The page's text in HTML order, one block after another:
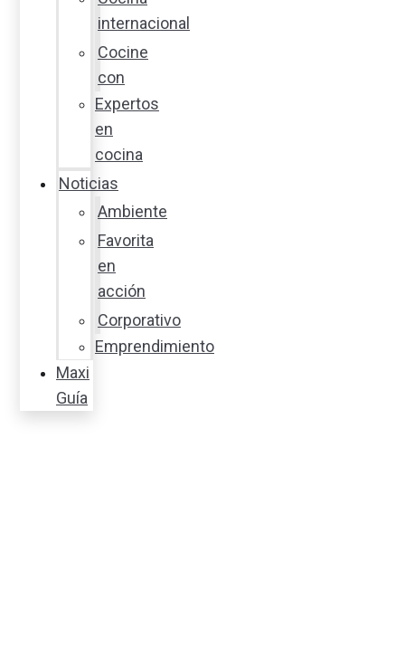
internacional
Cocine
con
Expertos
en
cocina
Noticias
Ambiente
Favorita
en
acción
Corporativo
Emprendimiento
Maxi
Guía